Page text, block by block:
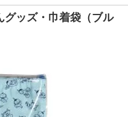
グッズ・巾着袋（ブル